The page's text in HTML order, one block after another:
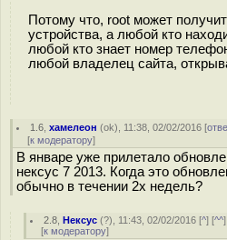
Потому что, root может
устройства, а любой кто
любой кто знает номер
любой владелец сайта,
1.6 ,хамелеон (ok), 11:38, 02/02/2016 [
[к модератору]
В январе уже прилетало
нексус 7 2013. Когда это
обычно в течении 2х недель?
2.8 ,Нексус (?), 11:43, 02/02/2016 [^] [^^
[к модератору]